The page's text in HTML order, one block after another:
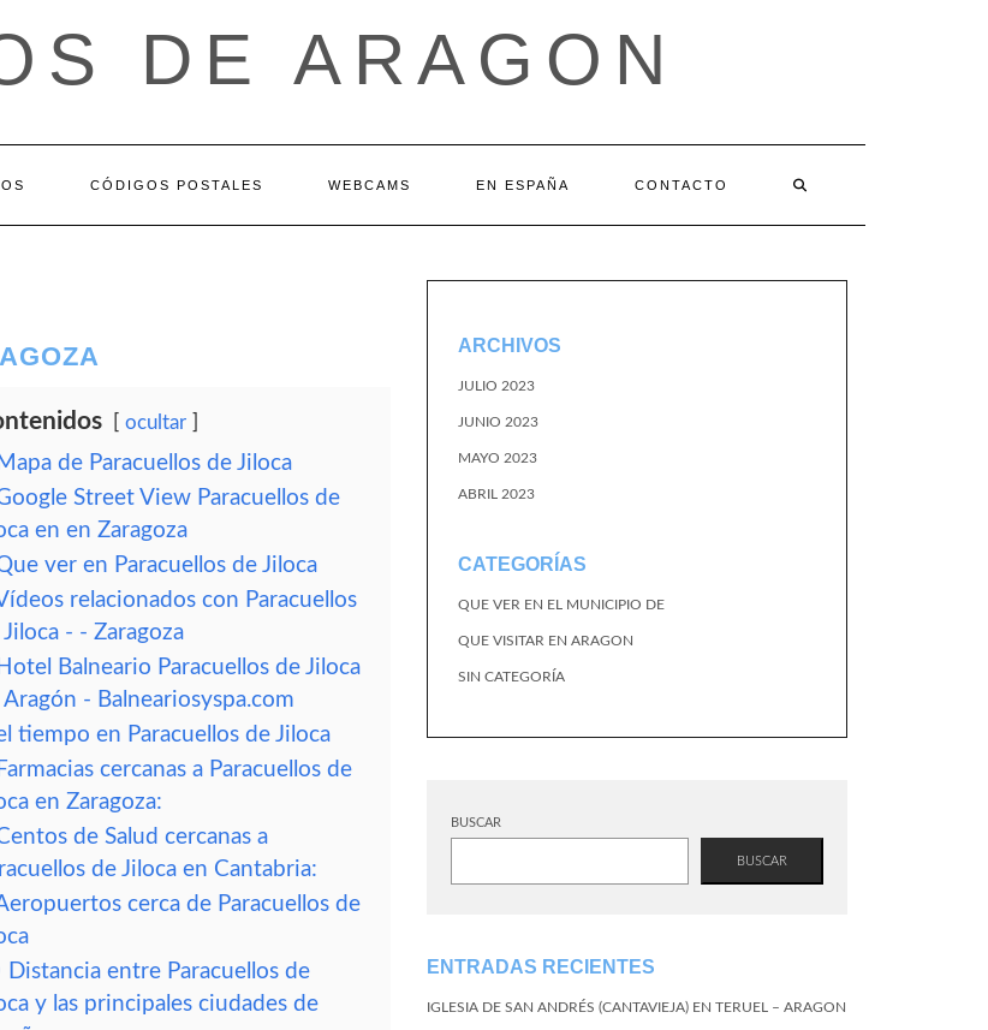
DE ARAGON
CÓDIGOS POSTALES WEBCAMS EN ESPAÑA CONTACTO
ocultar
Mapa de Paracuellos de Jiloca
Street View Paracuellos de
en en Zaragoza
ver en Paracuellos de Jiloca
relacionados con Paracuellos
- - Zaragoza
Hotel Balneario Paracuellos de Jiloca
Aragón - Balneariosyspa.com
tiempo en Paracuellos de Jiloca
Farmacias cercanas a Paracuellos de
en Zaragoza:
de Salud cercanas a
de Jiloca en Cantabria:
cerca de Paracuellos de
Distancia entre Paracuellos de
y las principales ciudades de
ARCHIVOS
JULIO 2023
JUNIO 2023
MAYO 2023
ABRIL 2023
CATEGORÍAS
QUE VER EN EL MUNICIPIO DE
QUE VISITAR EN ARAGON
SIN CATEGORÍA
BUSCAR
BUSCAR
ENTRADAS RECIENTES
IGLESIA DE SAN ANDRÉS (CANTAVIEJA) EN TERUEL – ARAGON